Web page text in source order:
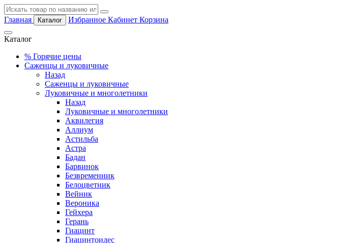
Главная Каталог Избранное Кабинет Корзина
Каталог
% Горячие цены
Саженцы и луковичные
Назад
Саженцы и луковичные
Луковичные и многолетники
Назад
Луковичные и многолетники
Аквилегия
Аллиум
Астильба
Астра
Бадан
Барвинок
Безвременник
Белоцветник
Вейник
Вероника
Гейхера
Герань
Гиацинт
Гиацинтоидес